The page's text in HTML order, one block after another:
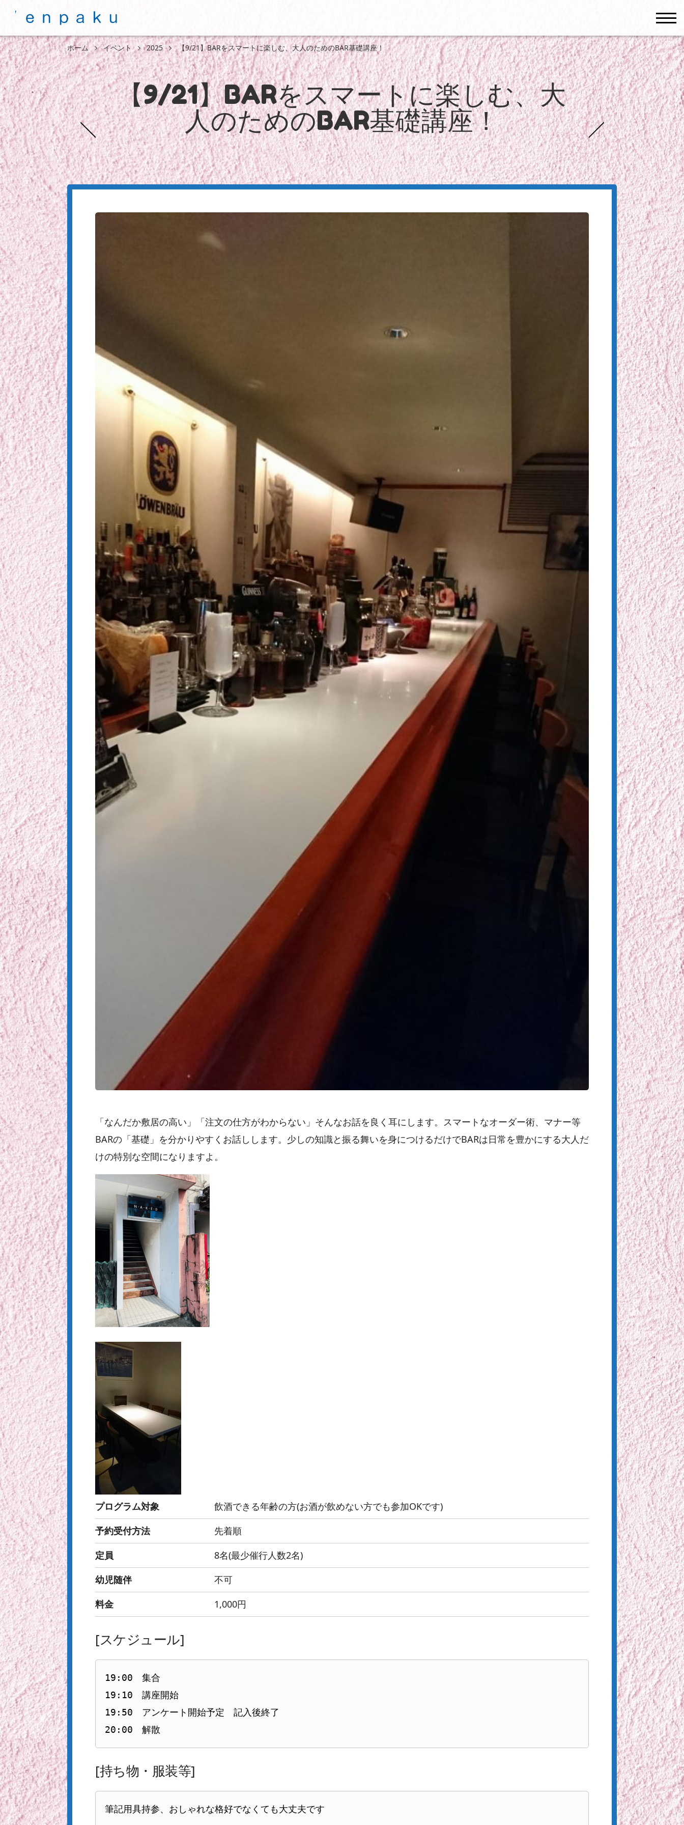
ホーム イベント 2025 【9/21】BARをスマートに楽しむ、大人のためのBAR基礎講座！
【9/21】BARをスマートに楽しむ、大
人のためのBAR基礎講座！
「なんだか敷居の高い」「注文の仕方がわからない」そんなお話を良く耳にします。スマートなオーダー術、マナー等
BARの「基礎」を分かりやすくお話しします。少しの知識と振る舞いを身につけるだけでBARは日常を豊かにする大人だ
けの特別な空間になりますよ。
プログラム対象
飲酒できる年齢の方(お酒が飲めない方でも参加OKです)
予約受付方法
先着順
定員
8名(最少催行人数2名)
幼児随伴
不可
料金
1,000円
[スケジュール]
19:00　集合
19:10　講座開始
19:50　アンケート開始予定　記入後終了
20:00　解散
[持ち物・服装等]
筆記用具持参、おしゃれな格好でなくても大丈夫です